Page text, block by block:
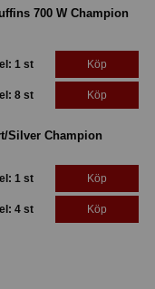
700 W Champion
1 st Köp
8 st Köp
Silver Champion
1 st Köp
4 st Köp